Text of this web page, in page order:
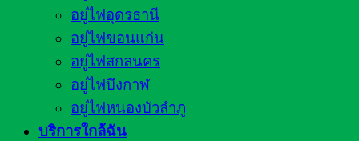
อยู่ไฟอุดรธานี
อยู่ไฟขอนแก่น
อยู่ไฟสกลนคร
อยู่ไฟบึงกาฬ
อยู่ไฟหนองบัวลำภู
บริการใกล้ฉัน